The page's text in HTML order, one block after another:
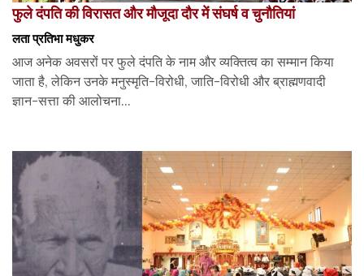
फुले दंपति की विरासत और मौजूदा दौर में संघर्ष व चुनौतियां
लता प्रतिभा मधुकर
आज अनेक अवसरों पर फुले दंपति के नाम और व्यक्तित्व का सम्मान किया
जाता है, लेकिन उनके मनुस्मृति-विरोधी, जाति-विरोधी और ब्राह्मणवादी
ज्ञान-सत्ता की आलोचना...